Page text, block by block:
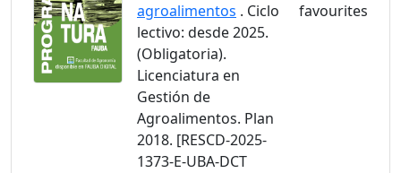
agroalimentos . Ciclo
lectivo: desde 2025.
(Obligatoria).
Licenciatura en
Gestión de
Agroalimentos. Plan
2018. [RESCD-2025-
1373-E-UBA-DCT